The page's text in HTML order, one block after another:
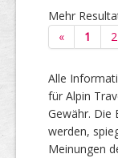
Mehr
«
1 2
Alle
für Alpin
Gewähr. Die
werden,
Meinungen